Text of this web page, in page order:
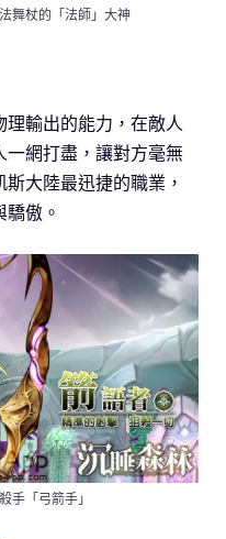
舞杖的「法師」大神
理輸出的能力，在敵人
網打盡，讓對方毫無
大陸最迅捷的職業，
傲。
手「弓箭手」